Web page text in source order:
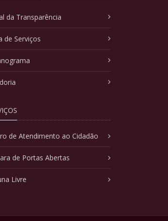
da Transparência
de Serviços
de Atendimento ao Cidadão
de Portas Abertas
Livre